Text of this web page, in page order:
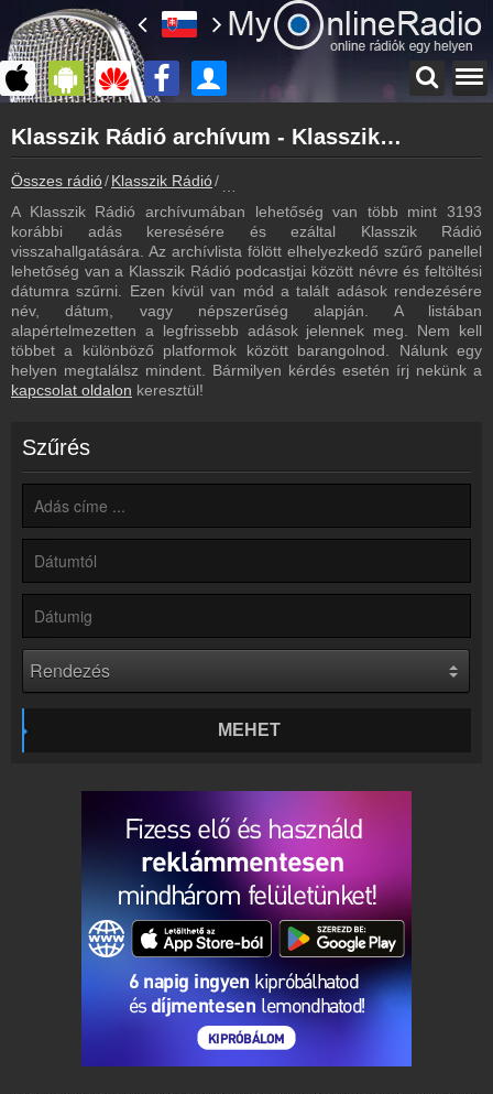
myonlineradio.hu
Klasszik Rádió
Vissza a Klasszik Rádió oldalára
Bejelentkezés
Hozz létre saját fiókot!
Most szól
Tudd meg mi szólt eddig
Műsorújság
Klasszik Rádió műsorai
Hírek
Kapcsolat
Írj nekünk!
Partnerek
Rádiós partnerek
Ágyazd be weboldaladba
Készítés lépésről lépésre
Klasszik Rádió archívum - Klasszik Rádió podcasts - Klasszik Rádió visszahallgatás
Összes rádió Klasszik Rádió
A Klasszik Rádió archívumában lehetőség van több mint 3193
korábbi adás keresésére és ezáltal Klasszik Rádió
visszahallgatására. Az archívlista fölött elhelyezkedő szűrő panellel
lehetőség van a Klasszik Rádió podcastjai között névre és feltöltési
dátumra szűrni. Ezen kívül van mód a talált adások rendezésére
név, dátum, vagy népszerűség alapján. A listában
alapértelmezetten a legfrissebb adások jelennek meg. Nem kell
többet a különböző platformok között barangolnod. Nálunk egy
helyen megtalálsz mindent. Bármilyen kérdés esetén írj nekünk a
kapcsolat oldalon keresztül!
Szűrés
MEHET